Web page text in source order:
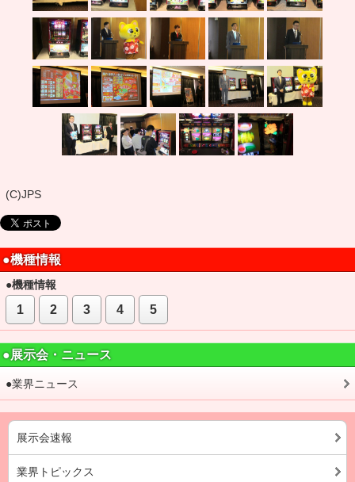
(C)JPS
●機種情報
●機種情報
1 2 3 4 5
●展示会・ニュース
●業界ニュース
展示会速報
業界トピックス